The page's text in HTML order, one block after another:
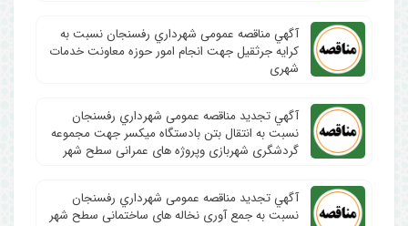
آگهي مناقصه عمومی شهرداري رفسنجان نسبت به
کرایه جرثقیل جهت انجام امور حوزه معاونت خدمات
شهری
آگهي تجدید مناقصه عمومی شهرداري رفسنجان
نسبت به انتقال بتن بادستگاه میکسر جهت مجموعه
گردشگری شهربازی وپروژه های عمرانی سطح شهر
آگهي تجدید مناقصه عمومی شهرداري رفسنجان
نسبت به جمع آوری نخاله های ساختمانی سطح شهر